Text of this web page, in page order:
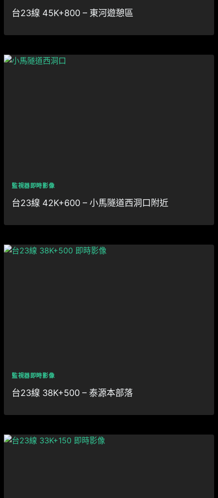
台23線 45K+800 – 東河遊憩區
監視器即時影像
台23線 42K+600 – 小馬隧道西洞口附近
監視器即時影像
台23線 38K+500 – 泰源本部落